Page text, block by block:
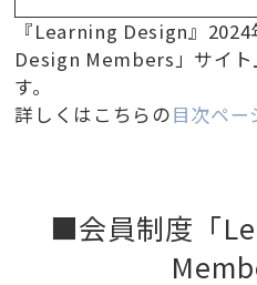
『Learning Design』
Design Members」サイト
す。
詳しくはこちらの目次ペー
■会員制度「